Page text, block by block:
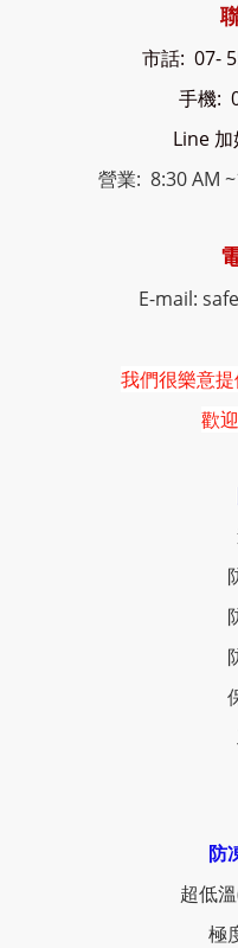
市話: 07-
手機:
Line
營業: 8:30 AM
E-mail:
我們很樂意
歡
防
超低
極